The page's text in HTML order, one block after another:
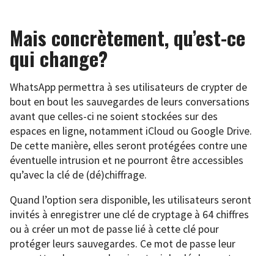
Mais concrètement, qu’est-ce
qui change?
WhatsApp permettra à ses utilisateurs de crypter de
bout en bout les sauvegardes de leurs conversations
avant que celles-ci ne soient stockées sur des
espaces en ligne, notamment iCloud ou Google Drive.
De cette manière, elles seront protégées contre une
éventuelle intrusion et ne pourront être accessibles
qu’avec la clé de (dé)chiffrage.
Quand l’option sera disponible, les utilisateurs seront
invités à enregistrer une clé de cryptage à 64 chiffres
ou à créer un mot de passe lié à cette clé pour
protéger leurs sauvegardes. Ce mot de passe leur